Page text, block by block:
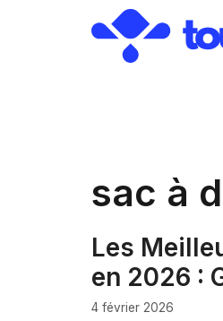
sac à
Les
en 2026 :
4 février 2026